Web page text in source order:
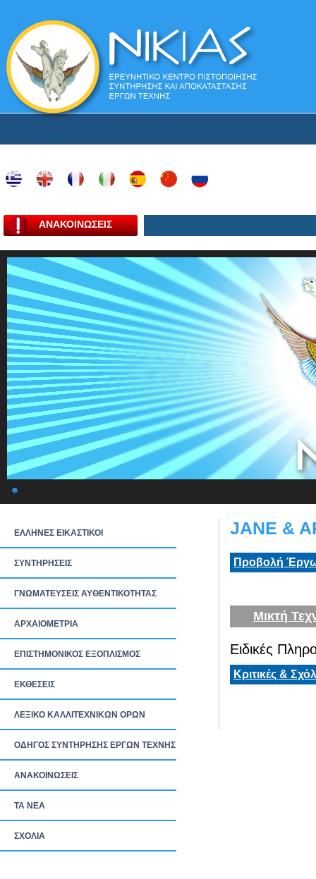
ΑΝΑΚΟΙΝΩΣΕΙΣ
ΕΛΛΗΝΕΣ ΕΙΚΑΣΤΙΚΟΙ
ΣΥΝΤΗΡΗΣΕΙΣ
ΓΝΩΜΑΤΕΥΣΕΙΣ ΑΥΘΕΝΤΙΚΟΤΗΤΑΣ
ΑΡΧΑΙΟΜΕΤΡΙΑ
ΕΠΙΣΤΗΜΟΝΙΚΟΣ ΕΞΟΠΛΙΣΜΟΣ
ΕΚΘΕΣΕΙΣ
ΛΕΞΙΚΟ ΚΑΛΛΙΤΕΧΝΙΚΩΝ ΟΡΩΝ
ΟΔΗΓΟΣ ΣΥΝΤΗΡΗΣΗΣ ΕΡΓΩΝ ΤΕΧΝΗΣ
ΑΝΑΚΟΙΝΩΣΕΙΣ
ΤΑ ΝEΑ
ΣΧΟΛΙΑ
JANE &
Προβολή
Μικτή
Ειδικές
Κριτικές &